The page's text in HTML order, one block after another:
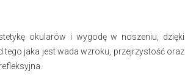
okularów i wygodę w noszeniu, dzięki
tego jaka jest wada wzroku, przejrzystość oraz